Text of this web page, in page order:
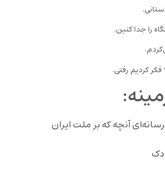
را جدا کنین.
کردیم رفتی.
آنچه که بر ملت ایران